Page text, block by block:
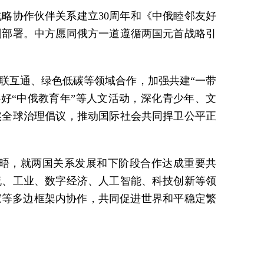
协作伙伴关系建立30周年和《中俄睦邻友好
署。中方愿同俄方一道遵循两国元首战略引
互通、绿色低碳等领域合作，加强共建“一带
“中俄教育年”等人文活动，深化青少年、文
球治理倡议，推动国际社会共同捍卫公平正
，就两国关系发展和下阶段合作达成重要共
工业、数字经济、人工智能、科技创新等领
多边框架内协作，共同促进世界和平稳定繁